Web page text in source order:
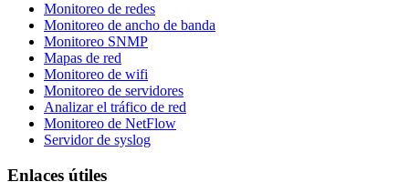
Monitoreo de redes
Monitoreo de ancho de banda
Monitoreo SNMP
Mapas de red
Monitoreo de wifi
Monitoreo de servidores
Analizar el tráfico de red
Monitoreo de NetFlow
Servidor de syslog
Enlaces útiles